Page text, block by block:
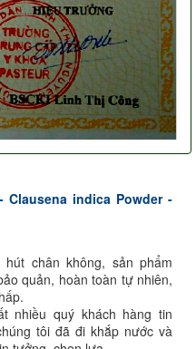
Clausena indica Powder -
chân không, sản phẩm
quản, hoàn toàn tự nhiên,
nhiều quý khách hàng tin
tôi đã đi khắp nước và